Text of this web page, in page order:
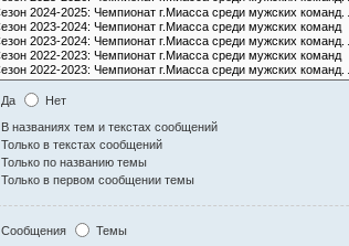
Да
Нет
В названиях тем и текстах сообщений
Только в текстах сообщений
Только по названию темы
Только в первом сообщении темы
Сообщения
Темы